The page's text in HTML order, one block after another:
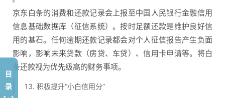
京东白条的消费和还款记录会上报至中国人民银行金融信用
信息基础数据库（征信系统）。按时足额还款是维护良好信
用的基石。任何逾期还款记录都会对个人征信报告产生负面
影响，影响未来贷款（房贷、车贷）、信用卡申请等。将白
条还款视为优先级高的财务事项。
13. 积极提升“小白信用分”
目
录